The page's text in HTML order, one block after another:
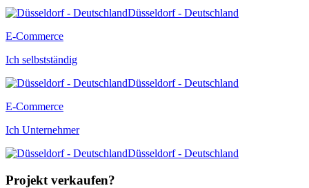
Düsseldorf - Deutschland
E-Commerce
Ich selbstständig
Düsseldorf - Deutschland
E-Commerce
Ich Unternehmer
Düsseldorf - Deutschland
Projekt verkaufen?